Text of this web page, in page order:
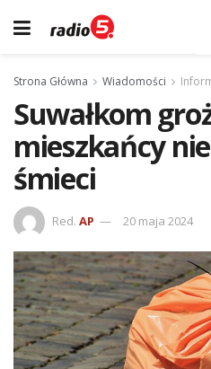
Strona Główna Wiadomości
Suwałkom
mieszkańcy
śmieci
Red. AP 20 maja 2024